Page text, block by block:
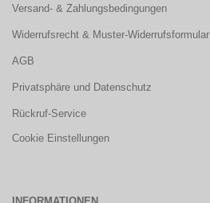
Versand- & Zahlungsbedingungen
Widerrufsrecht & Muster-Widerrufsformular
AGB
Privatsphäre und Datenschutz
Rückruf-Service
Cookie Einstellungen